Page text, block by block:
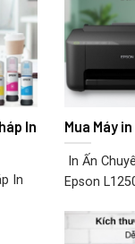
In
In
Mua Máy
In Ấn
Epson